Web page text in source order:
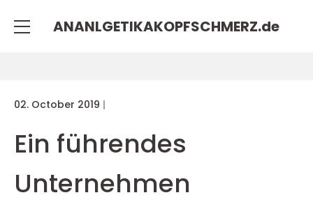
ANANLGETIKAKOPFSCHMERZ.de
02. October 2019
Ein führendes
Unternehmen